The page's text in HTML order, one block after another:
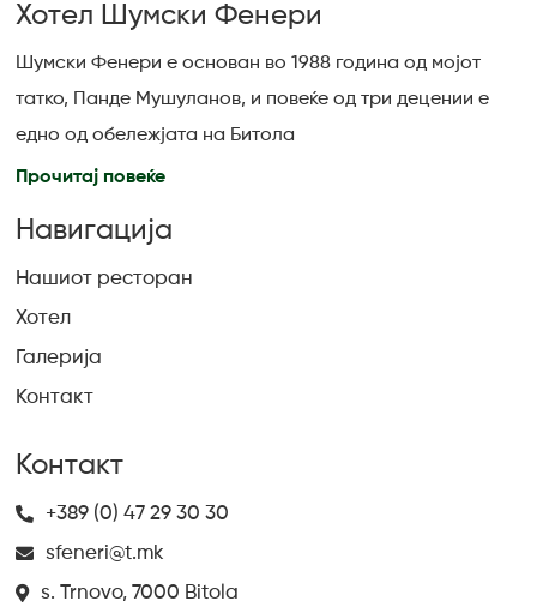
Хотел Шумски Фенери
Шумски Фенери е основан во 1988 година од мојот
татко, Панде Мушуланов, и повеќе од три децении е
едно од обележјата на Битола
Прочитај повеќе
Навигација
Нашиот ресторан
Хотел
Галерија
Контакт
Контакт
+389 (0) 47 29 30 30
sfeneri@t.mk
s. Trnovo, 7000 Bitola